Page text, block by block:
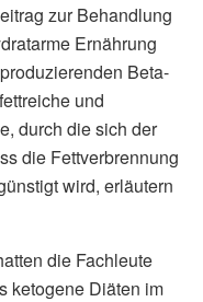
zur Behandlung
Ernährung
Beta-
und
durch die sich der
die Fettverbrennung
wird, erläutern
die Fachleute
ketogene Diäten im